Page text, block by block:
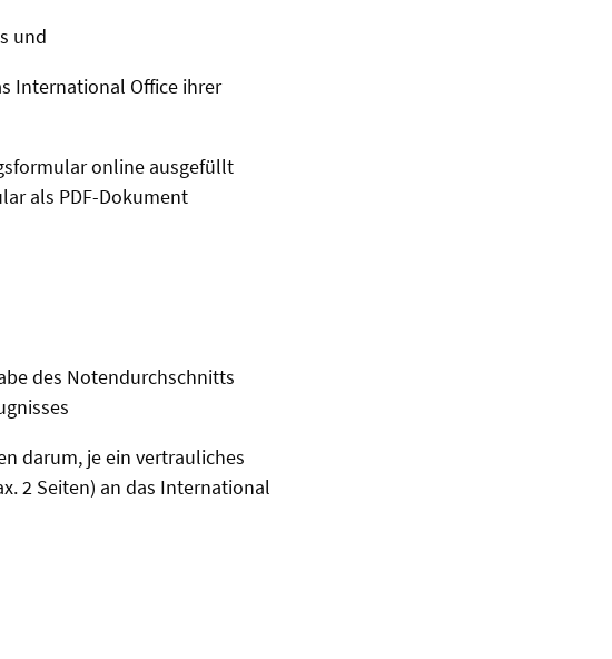
und
International Office ihrer
online ausgefüllt
als PDF-Dokument
des Notendurchschnitts
darum, je ein vertrauliches
2 Seiten) an das International